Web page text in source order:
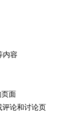
内容
面
评论和讨论页